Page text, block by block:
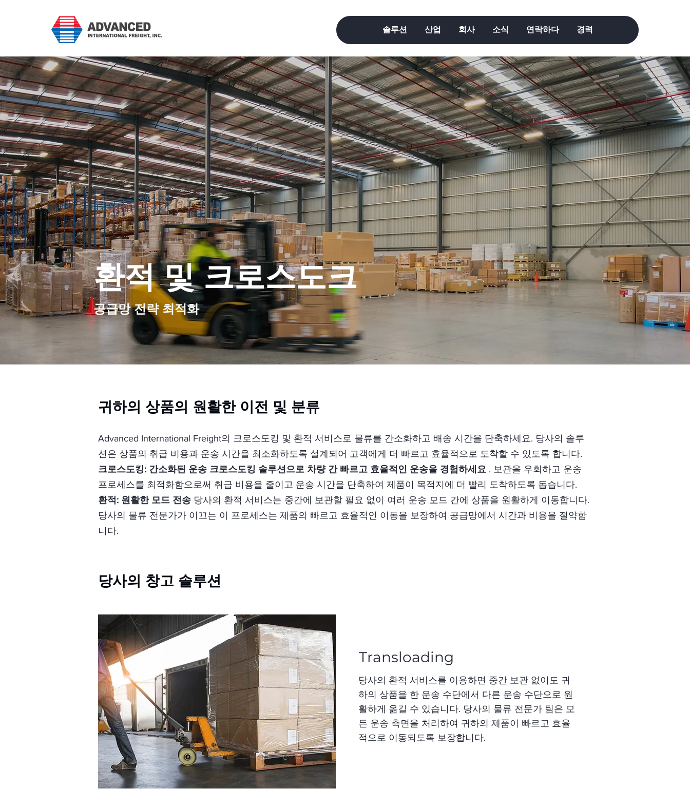
솔루션 산업 회사 소식 연락하다 경력
환적 및 크로스도크
공급망 전략 최적화
귀하의 상품의 원활한 이전 및 분류
Advanced International Freight의 크로스도킹 및 환적 서비스로 물류를 간소화하고 배송 시간을 단축하세요. 당사의 솔루
션은 상품의 취급 비용과 운송 시간을 최소화하도록 설계되어 고객에게 더 빠르고 효율적으로 도착할 수 있도록 합니다.
크로스도킹: 간소화된 운송 크로스도킹 솔루션으로 차량 간 빠르고 효율적인 운송을 경험하세요 . 보관을 우회하고 운송
프로세스를 최적화함으로써 취급 비용을 줄이고 운송 시간을 단축하여 제품이 목적지에 더 빨리 도착하도록 돕습니다.
환적: 원활한 모드 전송 당사의 환적 서비스는 중간에 보관할 필요 없이 여러 운송 모드 간에 상품을 원활하게 이동합니다.
당사의 물류 전문가가 이끄는 이 프로세스는 제품의 빠르고 효율적인 이동을 보장하여 공급망에서 시간과 비용을 절약합
니다.
당사의 창고 솔루션
Transloading
당사의 환적 서비스를 이용하면 중간 보관 없이도 귀
하의 상품을 한 운송 수단에서 다른 운송 수단으로 원
활하게 옮길 수 있습니다. 당사의 물류 전문가 팀은 모
든 운송 측면을 처리하여 귀하의 제품이 빠르고 효율
적으로 이동되도록 보장합니다.